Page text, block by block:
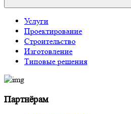
Услуги
Проектирование
Строительство
Изготовление
Типовые решения
Партнёрам